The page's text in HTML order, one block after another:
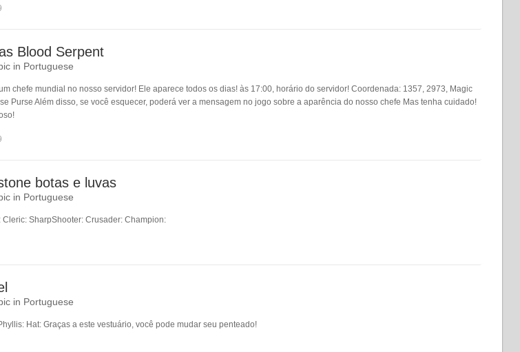
Blood Serpent
in Portuguese
chefe mundial no nosso servidor! Ele aparece todos os dias! às 17:00, horário do servidor! Coordenada: 1357, 2973, Magic
Purse Além disso, se você esquecer, poderá ver a mensagem no jogo sobre a aparência do nosso chefe Mas tenha cuidado!
botas e luvas
in Portuguese
Cleric: SharpShooter: Crusader: Champion:
in Portuguese
Hat: Graças a este vestuário, você pode mudar seu penteado!